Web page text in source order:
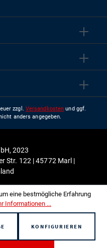
zzgl. Versandkosten und ggf.
anders angegeben.
2023
Str. 122 | 45772 Marl |
eine bestmögliche Erfahrung
Informationen ...
KONFIGURIEREN